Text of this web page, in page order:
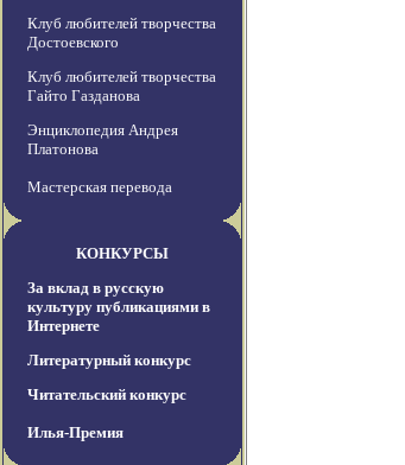
Клуб любителей творчества
Достоевского
Клуб любителей творчества
Гайто Газданова
Энциклопедия Андрея
Платонова
Мастерская перевода
КОНКУРСЫ
За вклад в русскую
культуру публикациями в
Интернете
Литературный конкурс
Читательский конкурс
Илья-Премия